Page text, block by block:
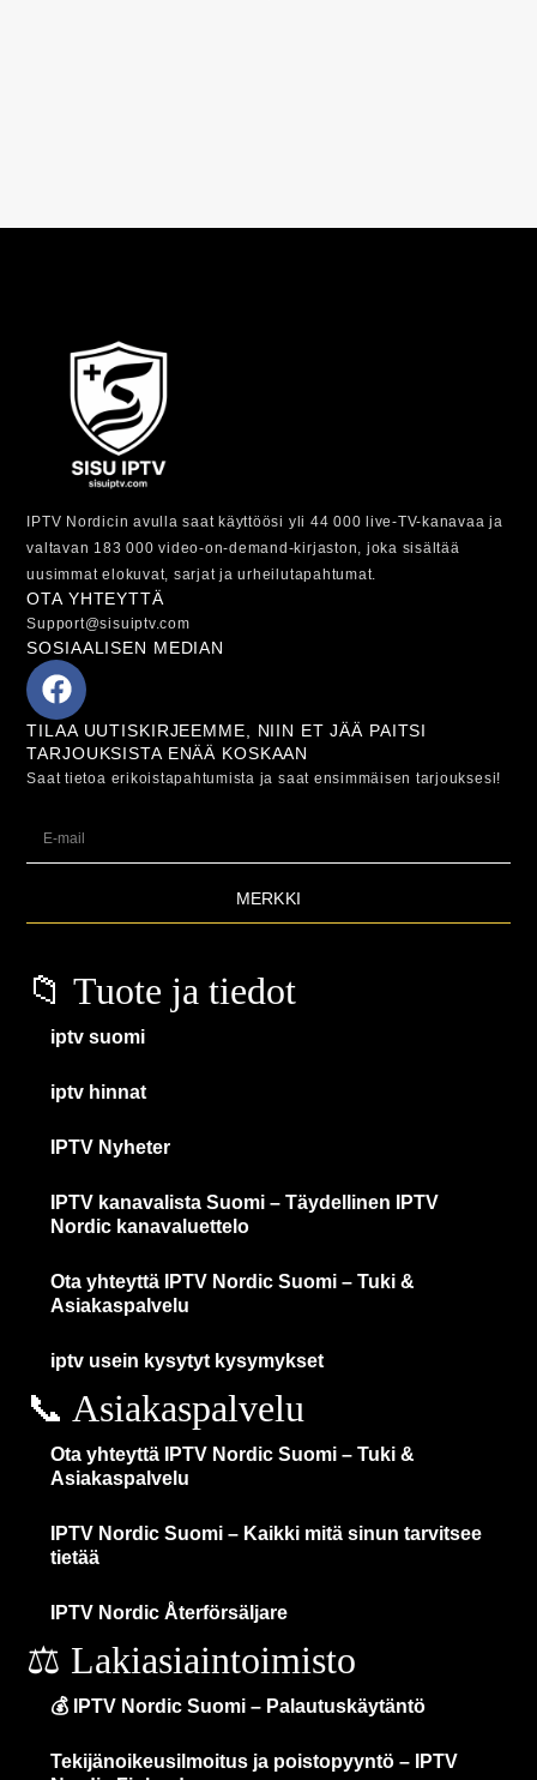
IPTV Nordicin avulla saat käyttöösi yli 44 000 live-TV-kanavaa ja
valtavan 183 000 video-on-demand-kirjaston, joka sisältää
uusimmat elokuvat, sarjat ja urheilutapahtumat.
OTA YHTEYTTÄ
Support@sisuiptv.com
SOSIAALISEN MEDIAN
TILAA UUTISKIRJEEMME, NIIN ET JÄÄ PAITSI
TARJOUKSISTA ENÄÄ KOSKAAN
Saat tietoa erikoistapahtumista ja saat ensimmäisen tarjouksesi!
MERKKI
📁 Tuote ja tiedot
iptv suomi
iptv hinnat
IPTV Nyheter
IPTV kanavalista Suomi – Täydellinen IPTV
Nordic kanavaluettelo
Ota yhteyttä IPTV Nordic Suomi – Tuki &
Asiakaspalvelu
iptv usein kysytyt kysymykset
📞 Asiakaspalvelu
Ota yhteyttä IPTV Nordic Suomi – Tuki &
Asiakaspalvelu
IPTV Nordic Suomi – Kaikki mitä sinun tarvitsee
tietää
IPTV Nordic Återförsäljare
⚖️ Lakiasiaintoimisto
💰 IPTV Nordic Suomi – Palautuskäytäntö
Tekijänoikeusilmoitus ja poistopyyntö – IPTV